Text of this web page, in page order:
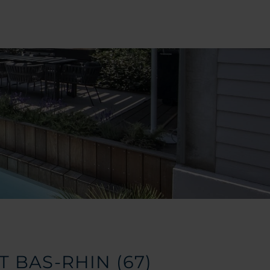
BAS-RHIN (67)